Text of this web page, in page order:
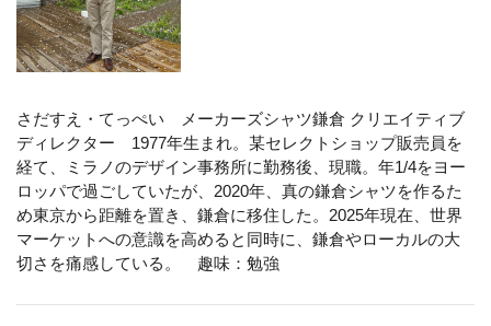
さだすえ・てっぺい メーカーズシャツ鎌倉 クリエイティブ
ディレクター 1977年生まれ。某セレクトショップ販売員を
経て、ミラノのデザイン事務所に勤務後、現職。年1/4をヨー
ロッパで過ごしていたが、2020年、真の鎌倉シャツを作るた
め東京から距離を置き、鎌倉に移住した。2025年現在、世界
マーケットへの意識を高めると同時に、鎌倉やローカルの大
切さを痛感している。 趣味：勉強